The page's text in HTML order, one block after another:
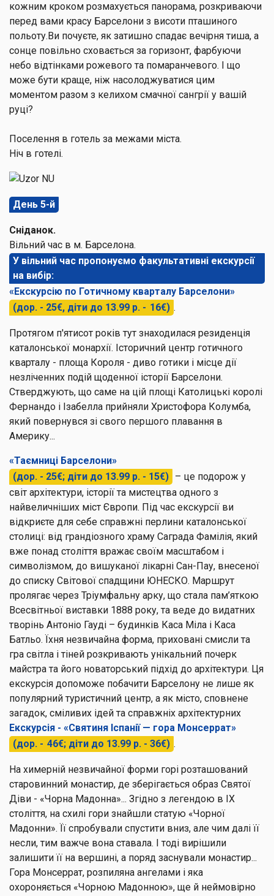
кожним кроком розмахується панорама, розкриваючи
перед вами красу Барселони з висоти пташиного
польоту.Ви почуєте, як затишно спадає вечірня тиша, а
сонце повільно сховається за горизонт, фарбуючи
небо відтінками рожевого та помаранчевого. І що
може бути краще, ніж насолоджуватися цим
моментом разом з келихом смачної сангрії у вашій
руці?
Поселення в готель за межами міста.
Ніч в готелі.
День 5-й
Сніданок.
Вільний час в м. Барселона.
У вільний час пропонуємо факультативні екскурсії
на вибір:
«Екскурсію по Готичному кварталу Барселони»
(дор. - 25€, діти до 13.99 р. - 16€) .
Протягом п'ятисот років тут знаходилася резиденція
каталонської монархії. Історичний центр готичного
кварталу - площа Короля - диво готики і місце дії
незліченних подій щоденної історії Барселони.
Стверджують, що саме на цій площі Католицькі королі
Фернандо і Ізабелла прийняли Христофора Колумба,
який повернувся зі свого першого плавання в
Америку...
«Таємниці Барселони»
(дор. - 25€; діти до 13.99 р. - 15€) – це подорож у
світ архітектури, історії та мистецтва одного з
найвеличніших міст Європи. Під час екскурсії ви
відкриєте для себе справжні перлини каталонської
столиці: від грандіозного храму Саграда Фамілія, який
вже понад століття вражає своїм масштабом і
символізмом, до вишуканої лікарні Сан-Пау, внесеної
до списку Світової спадщини ЮНЕСКО. Маршрут
пролягає через Тріумфальну арку, що стала пам’яткою
Всесвітньої виставки 1888 року, та веде до видатних
творінь Антоніо Гауді – будинків Каса Міла і Каса
Батльо. Їхня незвичайна форма, приховані смисли та
гра світла і тіней розкривають унікальний почерк
майстра та його новаторський підхід до архітектури. Ця
екскурсія допоможе побачити Барселону не лише як
популярний туристичний центр, а як місто, сповнене
загадок, сміливих ідей та справжніх архітектурних
Екскурсія - «Святиня Іспанії — гора Монсеррат»
(дор. - 46€; діти до 13.99 р. - 36€) .
На химерній незвичайної форми горі розташований
старовинний монастир, де зберігається образ Святої
Діви - «Чорна Мадонна»... Згідно з легендою в IX
століття, на схилі гори знайшли статую «Чорної
Мадонни». Її спробували спустити вниз, але чим далі її
несли, тим важче вона ставала. І тоді вирішили
залишити її на вершині, а поряд заснували монастир...
Гора Монсеррат, розпиляна ангелами і яка
охороняється «Чорною Мадонною», ще й неймовірно